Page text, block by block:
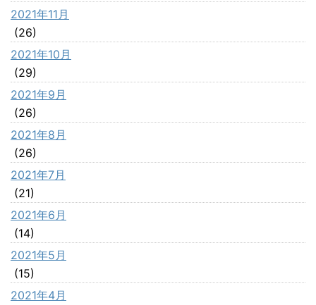
2021年11月
(26)
2021年10月
(29)
2021年9月
(26)
2021年8月
(26)
2021年7月
(21)
2021年6月
(14)
2021年5月
(15)
2021年4月